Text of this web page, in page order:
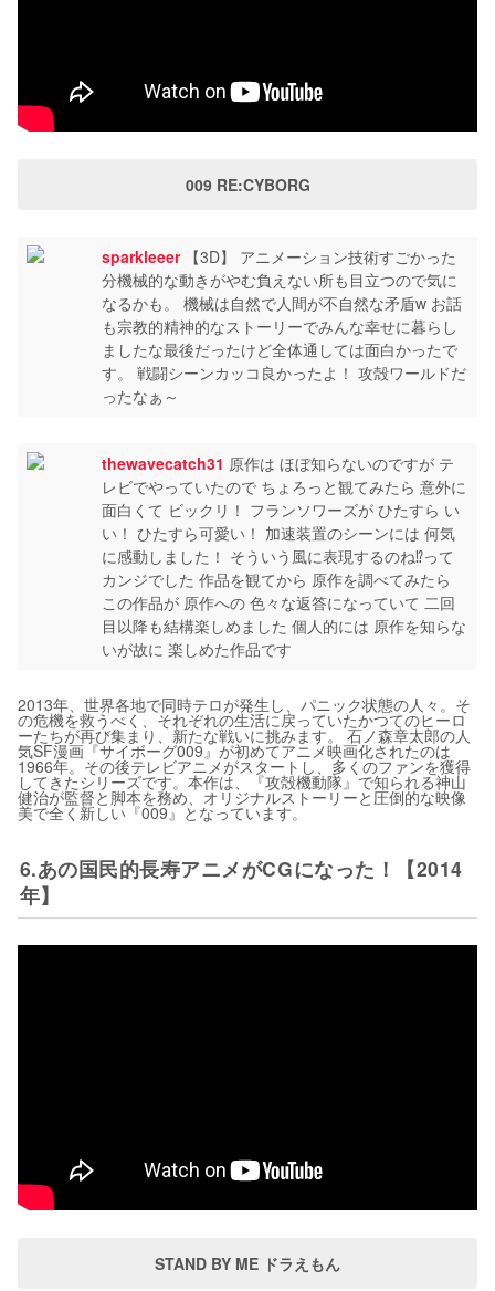
009 RE:CYBORG
sparkleeer【3D】 アニメーション技術すごかった
分機械的な動きがやむ負えない所も目立つので気に
なるかも。 機械は自然で人間が不自然な矛盾w お話
も宗教的精神的なストーリーでみんな幸せに暮らし
ましたな最後だったけど全体通しては面白かったで
す。 戦闘シーンカッコ良かったよ！ 攻殻ワールドだ
ったなぁ～
thewavecatch31 原作は ほぼ知らないのですが テ
レビでやっていたので ちょろっと観てみたら 意外に
面白くて ビックリ！ フランソワーズが ひたすら い
い！ ひたすら可愛い！ 加速装置のシーンには 何気
に感動しました！ そういう風に表現するのね⁉︎って
カンジでした 作品を観てから 原作を調べてみたら
この作品が 原作への 色々な返答になっていて 二回
目以降も結構楽しめました 個人的には 原作を知らな
いが故に 楽しめた作品です
2013年、世界各地で同時テロが発生し、パニック状態の人々。そ
の危機を救うべく、それぞれの生活に戻っていたかつてのヒーロ
ーたちが再び集まり、新たな戦いに挑みます。 石ノ森章太郎の人
気SF漫画『サイボーグ009』が初めてアニメ映画化されたのは
1966年。その後テレビアニメがスタートし、多くのファンを獲得
してきたシリーズです。本作は、『攻殻機動隊』で知られる神山
健治が監督と脚本を務め、オリジナルストーリーと圧倒的な映像
美で全く新しい『009』となっています。
6.あの国民的長寿アニメがCGになった！【2014
年】
STAND BY ME ドラえもん